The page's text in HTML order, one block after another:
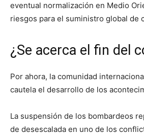
eventual normalización en Medio
riesgos para el suministro global de
¿Se acerca el fin del
Por ahora, la comunidad
cautela el desarrollo de los
La suspensión de los bombardeos
de desescalada en uno de los